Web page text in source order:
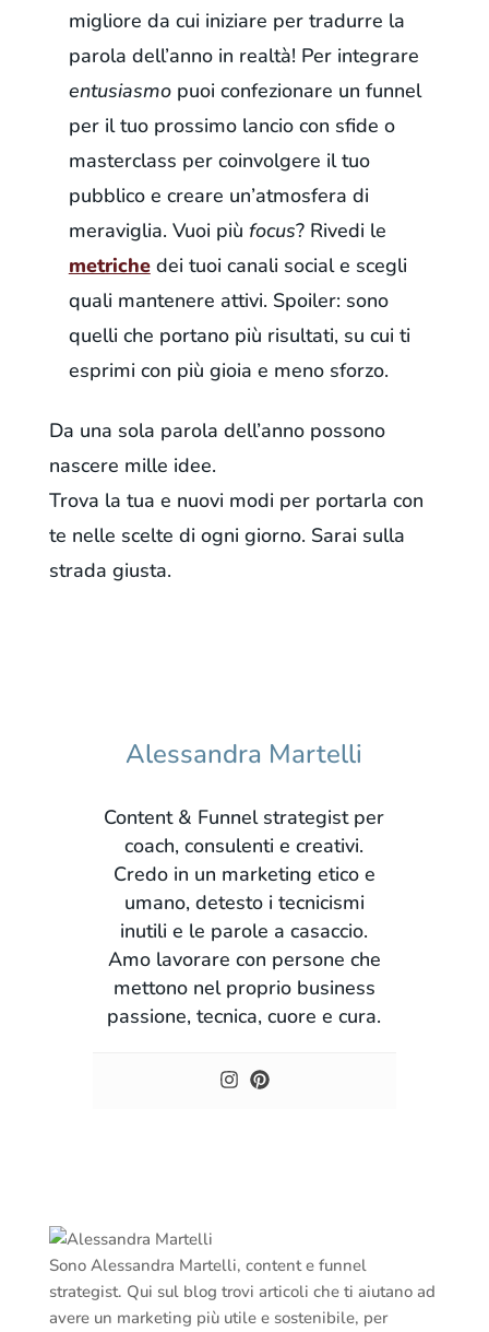
migliore da cui iniziare per tradurre la
parola dell’anno in realtà! Per integrare
entusiasmopuoi confezionare un funnel
per il tuo prossimo lancio con sfide o
masterclass per coinvolgere il tuo
pubblico e creare un’atmosfera di
meraviglia. Vuoi più focus? Rivedi le
metrichedei tuoi canali social e scegli
quali mantenere attivi. Spoiler: sono
quelli che portano più risultati, su cui ti
esprimi con più gioia e meno sforzo.
Da una sola parola dell’anno possono
nascere mille idee.
Trova la tua e nuovi modi per portarla con
te nelle scelte di ogni giorno. Sarai sulla
strada giusta.
Alessandra Martelli
Content & Funnel strategist per
coach, consulenti e creativi.
Credo in un marketing etico e
umano, detesto i tecnicismi
inutili e le parole a casaccio.
Amo lavorare con persone che
mettono nel proprio business
passione, tecnica, cuore e cura.
Sono Alessandra Martelli, content e funnel
strategist. Qui sul blog trovi articoli che ti aiutano ad
avere un marketing più utile e sostenibile, per